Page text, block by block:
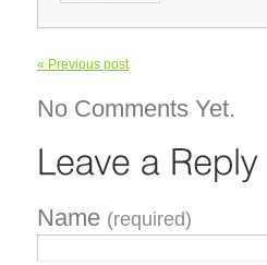
« Previous post
No Comments Yet.
Name (required)